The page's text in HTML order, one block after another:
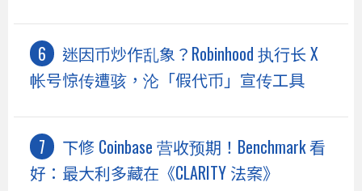
迷因币炒作乱象？Robinhood 执行长 X
帐号惊传遭骇，沦「假代币」宣传工具
下修 Coinbase 营收预期！Benchmark 看
好：最大利多藏在《CLARITY 法案》